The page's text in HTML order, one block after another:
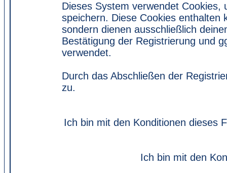
Dieses System verwendet
speichern. Diese Cookies enthalten
sondern dienen ausschließlich
Bestätigung der Registrierung und
verwendet.
Durch das Abschließen der
zu.
Ich bin mit den Konditionen dieses
Ich bin mit den